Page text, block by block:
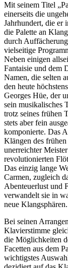
Mit seinem Titel
einerseits die
Jahrhundert, die er
die Palette an
durch
vielseitige
Neben einigen
Fantaisie und dem
Namen, die selten
den heute
Georges Hüe, der
sein musikalisches
trotz seines frühen
stets aber fein
komponierte. Das
Klängen des
unerreichter
revolutionierten
Das einzig lange
Carmen, zugleich
Abenteuerlust und
verwandelt sie in
neue Klangsphären.
Bei seinen
Klavierstimme
die Möglichkeiten
Facetten aus dem
wichtigstes